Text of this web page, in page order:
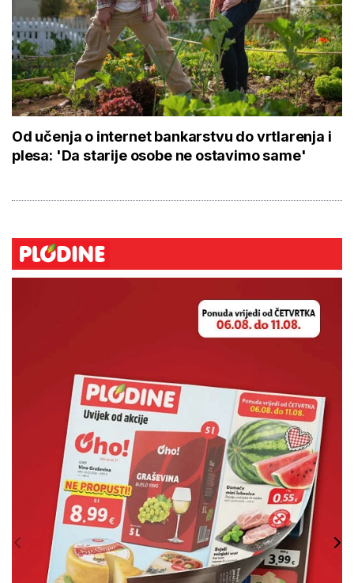
Od učenja o internet bankarstvu do vrtlarenja i
plesa: 'Da starije osobe ne ostavimo same'